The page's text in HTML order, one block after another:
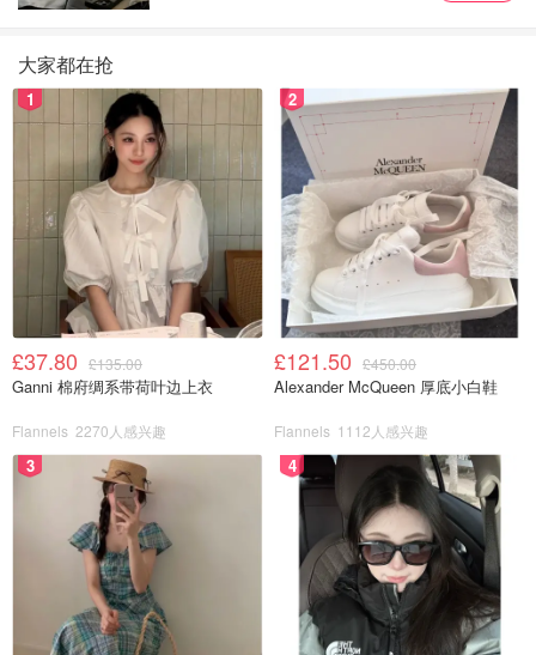
大家都在抢
1
£37.80 £135.00
Ganni 棉府绸系带荷叶边上衣
Flannels 2270人感兴趣
2
£121.50 £450.00
Alexander McQueen 厚底小白鞋
Flannels 1112人感兴趣
3 4